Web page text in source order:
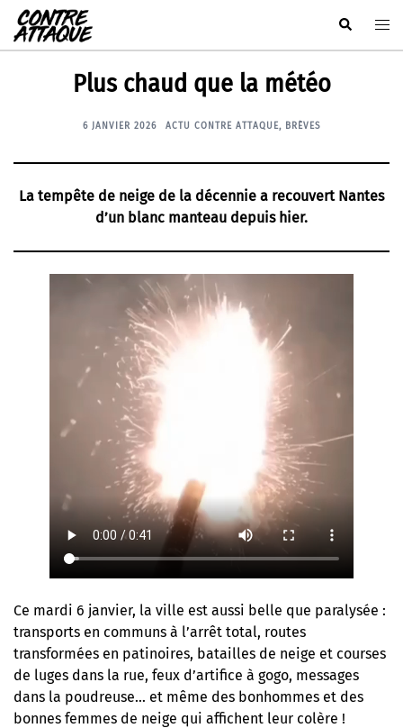
Aller
au
contenu
Rechercher
Plus chaud que la météo
6 JANVIER 2026 ACTU CONTRE ATTAQUE, BRÈVES
La tempête de neige de la décennie a recouvert Nantes
d’un blanc manteau depuis hier.
Ce mardi 6 janvier, la ville est aussi belle que paralysée :
transports en communs à l’arrêt total, routes
transformées en patinoires, batailles de neige et courses
de luges dans la rue, feux d’artifice à gogo, messages
dans la poudreuse… et même des bonhommes et des
bonnes femmes de neige qui affichent leur colère !